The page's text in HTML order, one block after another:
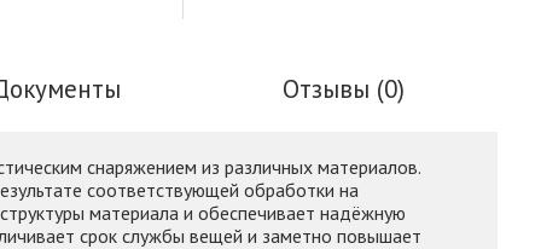
Отзывы (0)
снаряжением из различных материалов.
соответствующей обработки на
материала и обеспечивает надёжную
срок службы вещей и заметно повышает